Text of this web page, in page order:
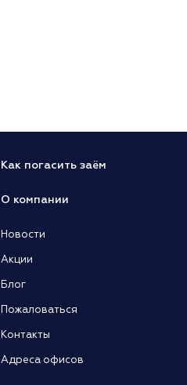
Как погасить заём
О компании
Новости
Акции
Блог
Пожаловаться
Контакты
Адреса офисов